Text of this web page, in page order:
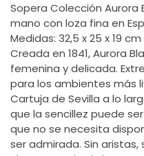
Sopera Colección Aurora
mano con loza fina en
Medidas: 32,5 x 25 x 19 cm
Creada en 1841, Aurora
femenina y delicada.
para los ambientes más
Cartuja de Sevilla a lo
que la sencillez puede
que no se necesita
ser admirada. Sin aristas,